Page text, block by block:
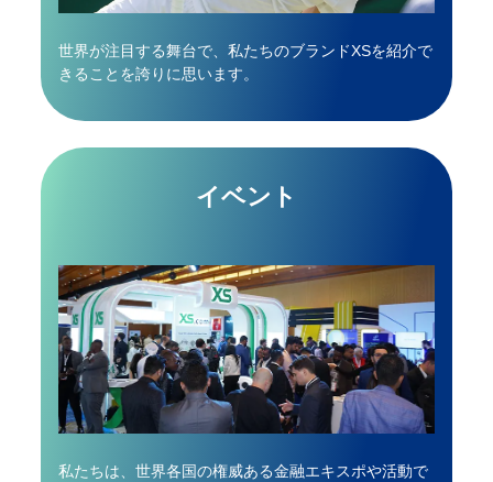
世界が注目する舞台で、私たちのブランドXSを紹介で
きることを誇りに思います。
イベント
私たちは、世界各国の権威ある金融エキスポや活動で